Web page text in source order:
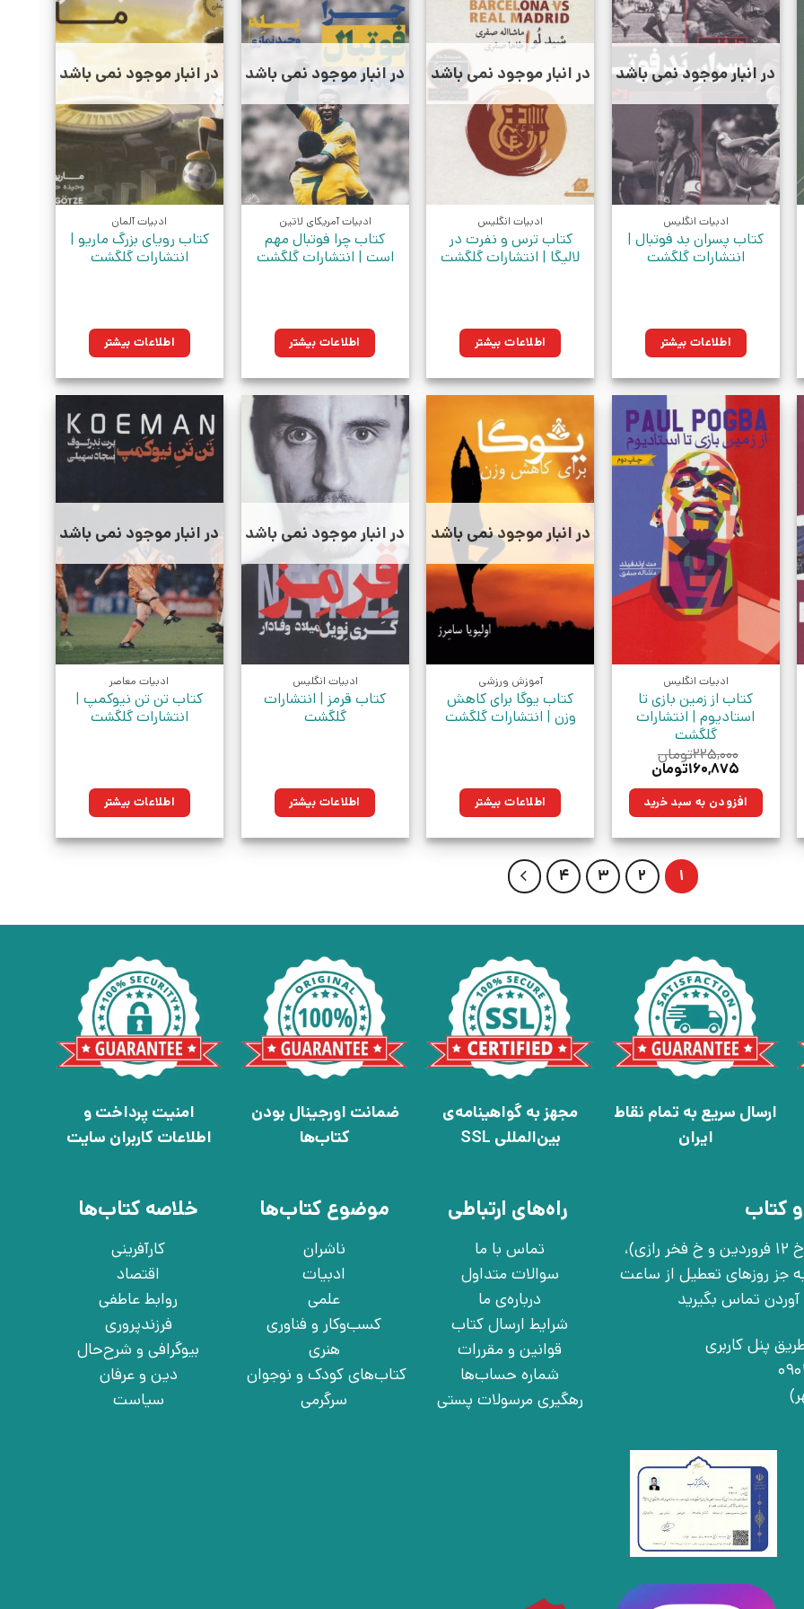
در انبار موجود نمی باشد
ادبیات انگلیس
کتاب پسران بد فوتبال |
انتشارات گلگشت
اطلاعات بیشتر
در انبار موجود نمی باشد
ادبیات انگلیس
کتاب ترس و نفرت در
لالیگا | انتشارات گلگشت
اطلاعات بیشتر
در انبار موجود نمی باشد
ادبیات آمریکای لاتین
کتاب چرا فوتبال مهم
است | انتشارات گلگشت
اطلاعات بیشتر
در انبار موجود نمی باشد
ادبیات آلمان
کتاب رویای بزرگ ماریو |
انتشارات گلگشت
اطلاعات بیشتر
ادبیات انگلیس
کتاب از زمین بازی تا
استادیوم | انتشارات
گلگشت
۲۲۵,۰۰۰تومان
قیمت
۲۲۵,۰۰۰تومان
بود.
۱۶۰,۸۷۵تومانقیمت
۱۶۰,۸۷۵تومان.افزودن به سبد خرید
در انبار موجود نمی باشد
آموزش ورزشی
کتاب یوگا برای کاهش
وزن | انتشارات گلگشت
اطلاعات بیشتر
در انبار موجود نمی باشد
ادبیات انگلیس
کتاب قرمز | انتشارات
گلگشت
اطلاعات بیشتر
در انبار موجود نمی باشد
ادبیات معاصر
کتاب تن تن نیوکمپ |
انتشارات گلگشت
اطلاعات بیشتر
1
2
3
4
ارسال سریع به تمام نقاط
ایران
مجهز به گواهینامه‌ی
بین‌المللی SSL
ضمانت اورجینال بودن
کتاب‌ها
امنیت پرداخت و
اطلاعات کاربران سایت
کتاب
تهران، خ انقلاب، خ 12 فروردین، خ روانمهر شرقی(بین خ 12 فروردین و خ فخر رازی)،
به جز روزهای تعطیل از ساعت
پنل کاربری
راه‌های ارتباطی
تماس با ما
سوالات متداول
درباره‌ی ما
شرایط ارسال کتاب
قوانین و مقررات
شماره حساب‌ها
رهگیری مرسولات پستی
موضوع کتاب‌ها
ناشران
ادبیات
علمی
کسب‌وکار و فناوری
هنری
کتاب‌های کودک و نوجوان
سرگرمی
خلاصه کتاب‌ها
کارآفرینی
اقتصاد
روابط عاطفی
فرزندپروری
بیوگرافی و شرح‌حال
دین و عرفان
سیاست